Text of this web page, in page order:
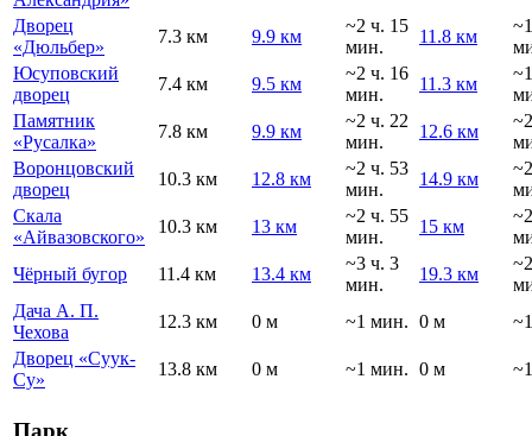
Дворец
«Дюльбер»
7.3 км 9.9 км
~2 ч. 15
мин.
11.8 км
Юсуповский
дворец
7.4 км 9.5 км
~2 ч. 16
мин.
11.3 км
Памятник
«Русалка»
7.8 км 9.9 км
~2 ч. 22
мин.
12.6 км
Воронцовский
дворец
10.3 км 12.8 км
~2 ч. 53
мин.
14.9 км
Скала
«Айвазовского»
10.3 км 13 км
~2 ч. 55
мин.
15 км
Чёрный бугор
11.4 км 13.4 км
~3 ч. 3
мин.
19.3 км
Дача А. П.
Чехова
12.3 км 0 м ~1 мин. 0 м
Дворец «Суук-
Су»
13.8 км 0 м ~1 мин. 0 м
Парк